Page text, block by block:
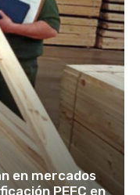
en mercados
PEFC en